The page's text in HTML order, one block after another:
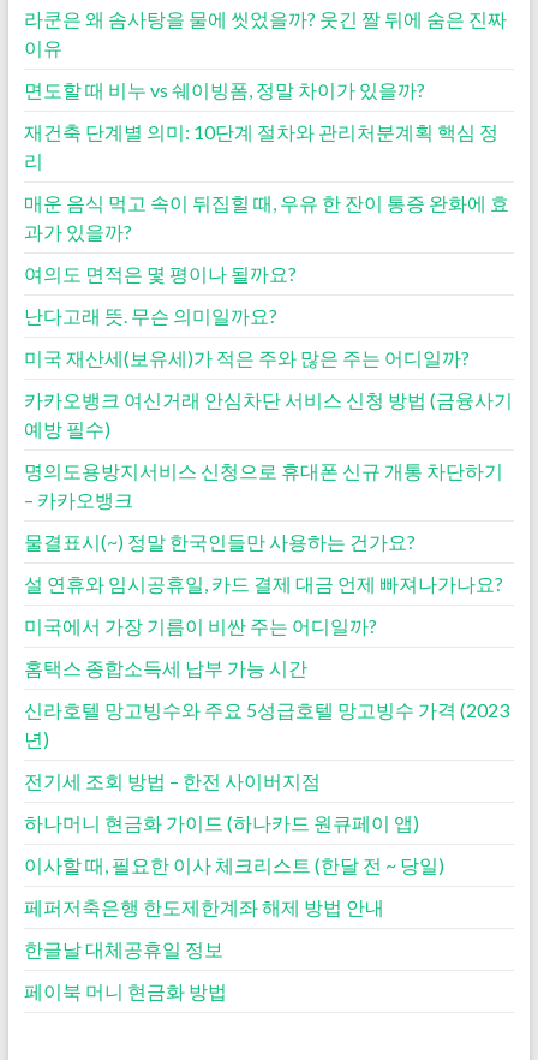
라쿤은 왜 솜사탕을 물에 씻었을까? 웃긴 짤 뒤에 숨은 진짜
이유
면도할 때 비누 vs 쉐이빙폼, 정말 차이가 있을까?
재건축 단계별 의미: 10단계 절차와 관리처분계획 핵심 정
리
매운 음식 먹고 속이 뒤집힐 때, 우유 한 잔이 통증 완화에 효
과가 있을까?
여의도 면적은 몇 평이나 될까요?
난다고래 뜻. 무슨 의미일까요?
미국 재산세(보유세)가 적은 주와 많은 주는 어디일까?
카카오뱅크 여신거래 안심차단 서비스 신청 방법 (금융사기
예방 필수)
명의도용방지서비스 신청으로 휴대폰 신규 개통 차단하기
– 카카오뱅크
물결표시(~) 정말 한국인들만 사용하는 건가요?
설 연휴와 임시공휴일, 카드 결제 대금 언제 빠져나가나요?
미국에서 가장 기름이 비싼 주는 어디일까?
홈택스 종합소득세 납부 가능 시간
신라호텔 망고빙수와 주요 5성급호텔 망고빙수 가격 (2023
년)
전기세 조회 방법 – 한전 사이버지점
하나머니 현금화 가이드 (하나카드 원큐페이 앱)
이사할 때, 필요한 이사 체크리스트 (한달 전 ~ 당일)
페퍼저축은행 한도제한계좌 해제 방법 안내
한글날 대체공휴일 정보
페이북 머니 현금화 방법